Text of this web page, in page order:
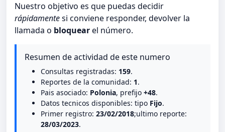
Nuestro objetivo es que puedas decidir
rápidamentesi conviene responder, devolver la
llamada o bloquearel número.
Resumen de actividad de este numero
Consultas registradas: 159.
Reportes de la comunidad: 1.
Pais asociado: Polonia, prefijo +48.
Datos tecnicos disponibles: tipo Fijo.
Primer registro: 23/02/2018;ultimo reporte:
28/03/2023.